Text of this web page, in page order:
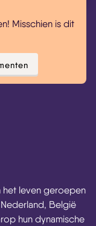
Misschien is dit
het leven geroepen
België
hun dynamische